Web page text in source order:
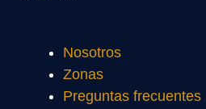
Nosotros
Zonas
Preguntas frecuentes